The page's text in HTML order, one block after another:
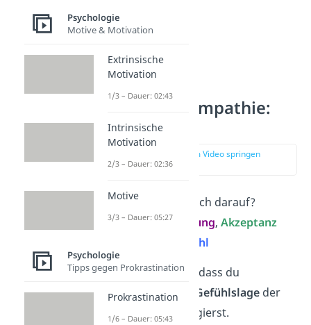
3. Säule der Empathie:
Resonanz
zur Stelle im Video springen
(02:21)
Frage:Wie reagiere ich darauf?
Bestandteile:Handlung, Akzeptanz
Mitgefühl
Resonanz bedeutet, dass du
unmittelbar auf die
Gefühlslageder
anderen Person reagierst.
Psychologie
Motive & Motivation
Extrinsische
Motivation
1/3 – Dauer: 02:43
Intrinsische
Motivation
2/3 – Dauer: 02:36
Motive
3/3 – Dauer: 05:27
Psychologie
Tipps gegen Prokrastination
Prokrastination
1/6 – Dauer: 05:43